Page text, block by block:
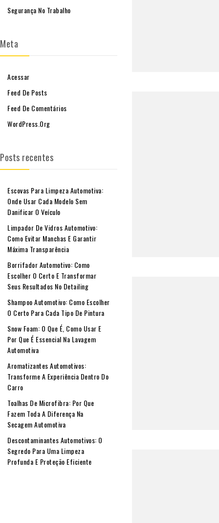
Segurança No Trabalho
Meta
Acessar
Feed De Posts
Feed De Comentários
WordPress.org
Posts recentes
Escovas Para Limpeza Automotiva:
Onde Usar Cada Modelo Sem
Danificar O Veículo
Limpador De Vidros Automotivo:
Como Evitar Manchas E Garantir
Máxima Transparência
Borrifador Automotivo: Como
Escolher O Certo E Transformar
Seus Resultados No Detailing
Shampoo Automotivo: Como Escolher
O Certo Para Cada Tipo De Pintura
Snow Foam: O Que É, Como Usar E
Por Que É Essencial Na Lavagem
Automotiva
Aromatizantes Automotivos:
Transforme A Experiência Dentro Do
Carro
Toalhas De Microfibra: Por Que
Fazem Toda A Diferença Na
Secagem Automotiva
Descontaminantes Automotivos: O
Segredo Para Uma Limpeza
Profunda E Proteção Eficiente